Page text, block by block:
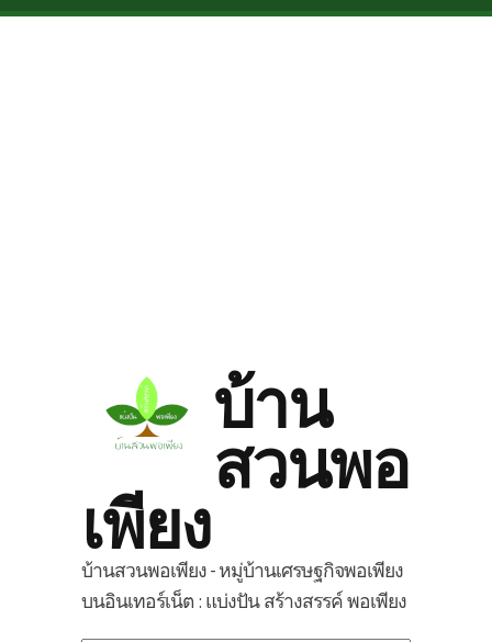
Skip to main content
บ้าน
สวนพอ
เพียง
บ้านสวนพอเพียง - หมู่บ้านเศรษฐกิจพอเพียง
บนอินเทอร์เน็ต : แบ่งปัน สร้างสรรค์ พอเพียง